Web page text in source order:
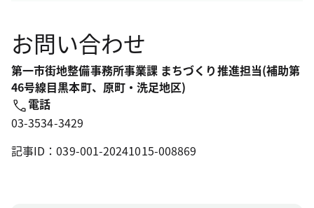
お問い合わせ
第一市街地整備事務所事業課 まちづくり推進担当(補助第
46号線目黒本町、原町・洗足地区)
電話
03-3534-3429
記事ID：039-001-20241015-008869